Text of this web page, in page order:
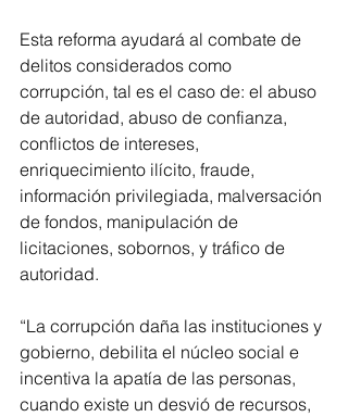
Esta reforma ayudará al combate de
delitos considerados como
corrupción, tal es el caso de: el abuso
de autoridad, abuso de confianza,
conflictos de intereses,
enriquecimiento ilícito, fraude,
información privilegiada, malversación
de fondos, manipulación de
licitaciones, sobornos, y tráfico de
autoridad.
“La corrupción daña las instituciones y
gobierno, debilita el núcleo social e
incentiva la apatía de las personas,
cuando existe un desvió de recursos,